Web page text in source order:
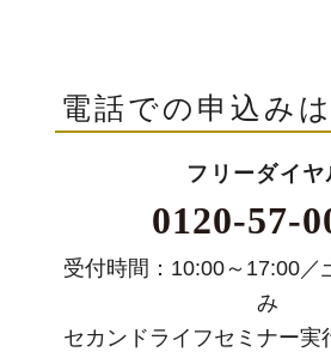
電話での申込みは
フリーダイヤ
0120-57-
受付時間：10:00～17:00／
み
セカンドライフセミナー実